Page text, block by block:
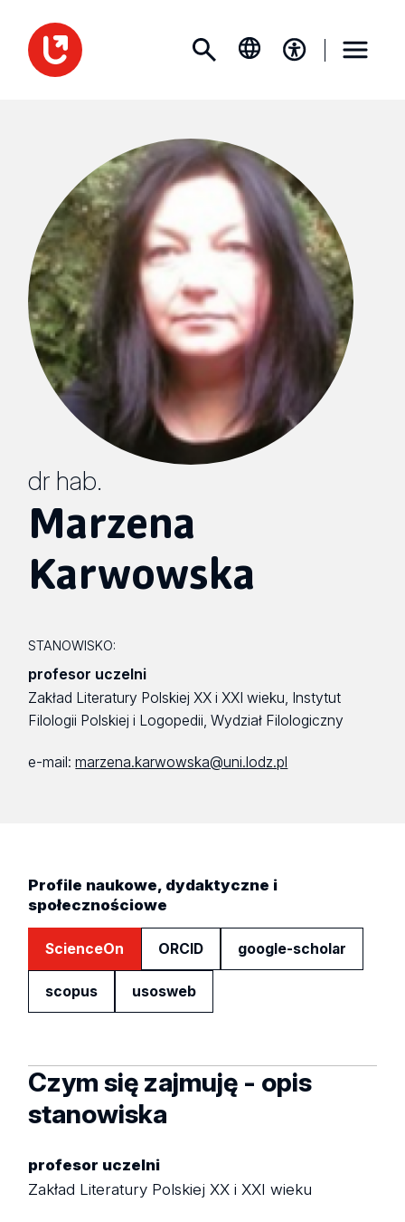
dr hab.
Marzena
Karwowska
STANOWISKO:
profesor uczelni
Zakład Literatury Polskiej XX i XXI wieku, Instytut
Filologii Polskiej i Logopedii, Wydział Filologiczny
e-mail:marzena.karwowska@uni.lodz.pl
Profile naukowe, dydaktyczne i
społecznościowe
ScienceOn ORCID google-scholar
scopus usosweb
Czym się zajmuję - opis
stanowiska
profesor uczelni
Zakład Literatury Polskiej XX i XXI wieku